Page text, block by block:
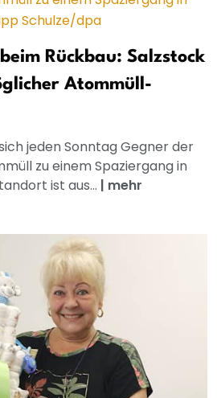
Rückbau: Salzstock
Atommüll-
jeden Sonntag Gegner der
zu einem Spaziergang in
ist aus... | mehr